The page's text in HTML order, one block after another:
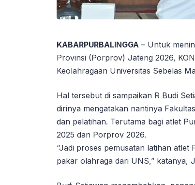
KABARPURBALINGGA – Untuk
Provinsi (Porprov) Jateng 2026,
Keolahragaan Universitas Sebelas
Hal tersebut di sampaikan R Budi
dirinya mengatakan nantinya
dan pelatihan. Terutama bagi atlet
2025 dan Porprov 2026.
“Jadi proses pemusatan latihan
pakar olahraga dari UNS,” katanya,